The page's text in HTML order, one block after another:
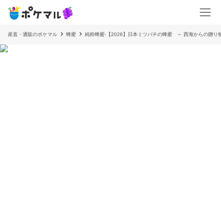
産直・通販のポケマル 蜂蜜 純粋蜂蜜-【2026】日本ミツバチの蜂蜜 ～ 西海からの贈り